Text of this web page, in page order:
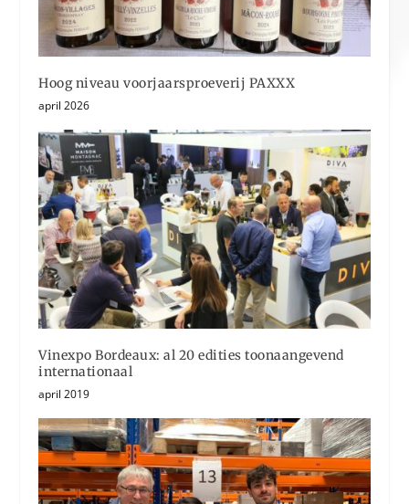
Hoog niveau voorjaarsproeverij PAXXX
april 2026
Vinexpo Bordeaux: al 20 edities toonaangevend
internationaal
april 2019